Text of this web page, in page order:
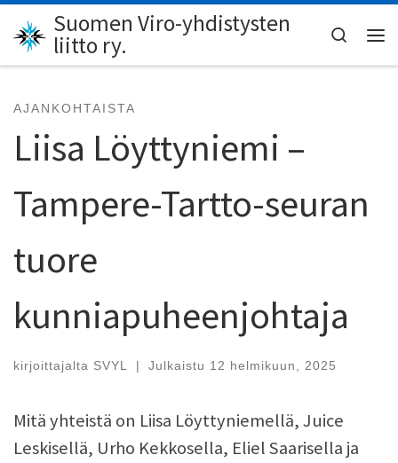
Skip to content
Suomen Viro-yhdistysten
liitto ry.
Search
AJANKOHTAISTA
Liisa Löyttyniemi –
Tampere-Tartto-seuran
tuore
kunniapuheenjohtaja
kirjoittajalta SVYL | Julkaistu 12 helmikuun, 2025
Mitä yhteistä on Liisa Löyttyniemellä, Juice
Leskisellä, Urho Kekkosella, Eliel Saarisella ja